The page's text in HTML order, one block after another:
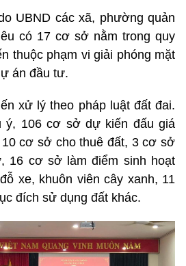
UBND các xã, phường quản
có 17 cơ sở nằm trong quy
thuộc phạm vi giải phóng mặt
án đầu tư.
xử lý theo pháp luật đất đai.
ý, 106 cơ sở dự kiến đấu giá
cơ sở cho thuê đất, 3 cơ sở
16 cơ sở làm điểm sinh hoạt
xe, khuôn viên cây xanh, 11
đích sử dụng đất khác.